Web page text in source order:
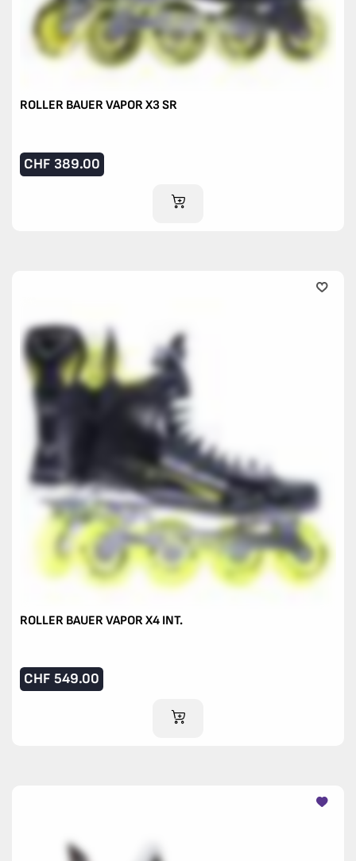
ROLLER BAUER VAPOR X3 SR
CHF 389.00
IM WARENKORB
ROLLER BAUER VAPOR X4 INT.
CHF 549.00
IM WARENKORB